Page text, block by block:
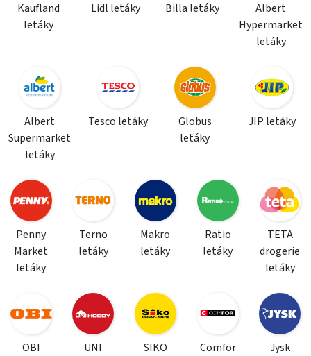
Kaufland
letáky
Lidl letáky Billa letáky
Albert
Hypermarket
letáky
Albert
Supermarket
letáky
Tesco letáky
Globus
letáky
JIP letáky
Penny
Market
letáky
Terno
letáky
Makro
letáky
Ratio
letáky
TETA
drogerie
letáky
OBI
UNI
SIKO
Comfor
Jysk